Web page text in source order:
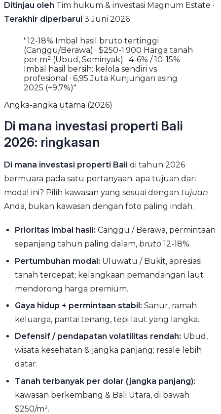
Ditinjau oleh Tim hukum & investasi Magnum Estate ·
Terakhir diperbarui 3 Juni 2026
"12-18% Imbal hasil bruto tertinggi
(Canggu/Berawa) · $250-1.900 Harga tanah
per m² (Ubud, Seminyak) · 4-6% / 10-15%
Imbal hasil bersih: kelola sendiri vs
profesional · 6,95 Juta Kunjungan asing
2025 (+9,7%)"
Angka-angka utama (2026)
Di mana investasi properti Bali
2026: ringkasan
Di mana investasi properti Bali di tahun 2026
bermuara pada satu pertanyaan: apa tujuan dari
modal ini? Pilih kawasan yang sesuai dengan tujuan
Anda, bukan kawasan dengan foto paling indah.
Prioritas imbal hasil: Canggu / Berawa, permintaan
sepanjang tahun paling dalam,bruto 12-18%.
Pertumbuhan modal: Uluwatu / Bukit, apresiasi
tanah tercepat; kelangkaan pemandangan laut
mendorong harga premium.
Gaya hidup + permintaan stabil: Sanur, ramah
keluarga, pantai tenang, tepi laut yang langka.
Defensif / pendapatan volatilitas rendah: Ubud,
wisata kesehatan & jangka panjang; resale lebih
datar.
Tanah terbanyak per dolar (jangka panjang):
kawasan berkembang & Bali Utara, di bawah
$250/m².